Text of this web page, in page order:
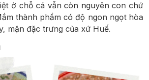
ở chỗ cá vẫn còn nguyên con chứ
thành phẩm có độ ngon ngọt hòa
mặn đặc trưng của xứ Huế.